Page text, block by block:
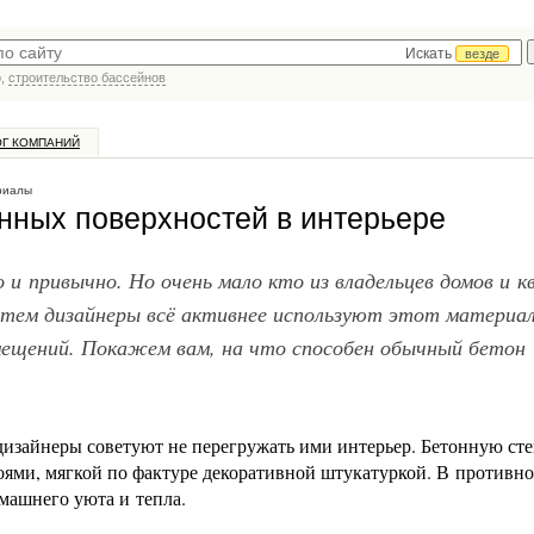
Искать
везде
строительство бассейнов
КОМПАНИЙ
поверхностей в интерьере
Но очень мало кто из владельцев домов и
дизайнеры всё активнее используют этот
Покажем вам, на что способен обычный бетон
советуют не перегружать ими интерьер. Бетонную
мягкой по фактуре декоративной штукатуркой. В
уюта и тепла.